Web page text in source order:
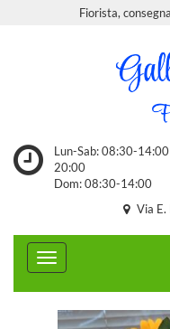
Fiorista,
Lun-Sab: 08:30-
20:00
Dom: 08:30-14:00
Via